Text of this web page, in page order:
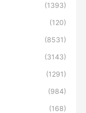
(1393)
(120)
(8531)
(3143)
(1291)
(984)
(168)